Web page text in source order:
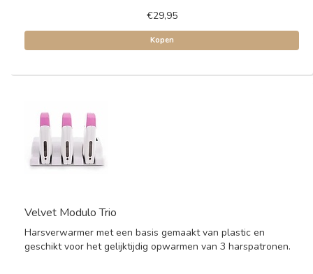
€29,95
Kopen
Velvet Modulo Trio
Harsverwarmer met een basis gemaakt van plastic en
geschikt voor het gelijktijdig opwarmen van 3 harspatronen.